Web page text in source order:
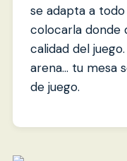
se adapta a
colocarla donde
calidad del
arena… tu mesa
de juego.